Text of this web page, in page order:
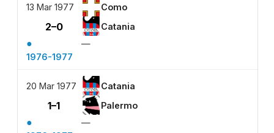
13 Mar 1977 Como
2–0 Catania
●
—
1976-1977
20 Mar 1977 Catania
1–1 Palermo
●
—